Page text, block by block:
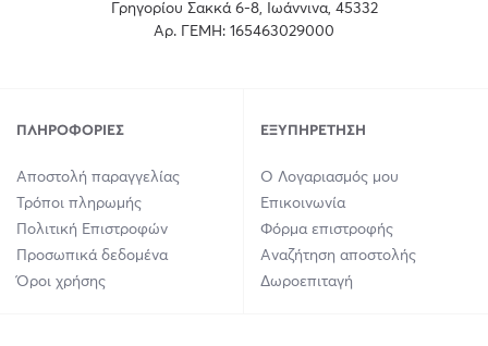
Γρηγορίου Σακκά 6-8, Ιωάννινα, 45332
Αρ. ΓΕΜΗ: 165463029000
ΠΛΗΡΟΦΟΡΊΕΣ
Αποστολή παραγγελίας
Τρόποι πληρωμής
Πολιτική Επιστροφών
Προσωπικά δεδομένα
Όροι χρήσης
ΕΞΥΠΗΡΈΤΗΣΗ
Ο Λογαριασμός μου
Επικοινωνία
Φόρμα επιστροφής
Αναζήτηση αποστολής
Δωροεπιταγή